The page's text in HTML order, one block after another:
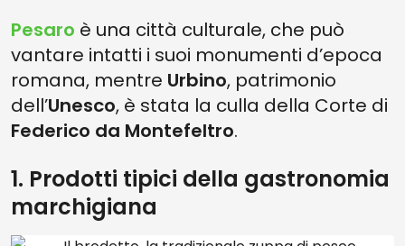
Pesaro è una città culturale, che può
vantare intatti i suoi monumenti d’epoca
romana, mentre Urbino, patrimonio
dell’Unesco, è stata la culla della Corte di
Federico da Montefeltro.
1. Prodotti tipici della gastronomia
marchigiana